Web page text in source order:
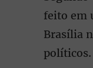
feito em
Brasília
políticos.